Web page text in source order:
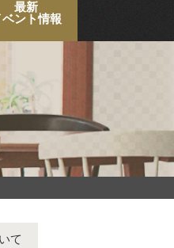
最新
ベント情報
て